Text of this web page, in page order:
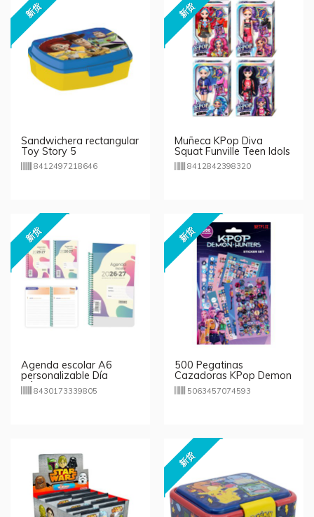
新货
Sandwichera rectangular
Toy Story 5
8412497218646
新货
Muñeca KPop Diva
Squat Funville Teen Idols
- modelos aleatorios
8412842398320
新货
Agenda escolar A6
personalizable Día
Página 2026/2027
8430173339805
新货
500 Pegatinas
Cazadoras KPop Demon
Hunters
5063457074593
新货